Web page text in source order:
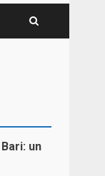
un